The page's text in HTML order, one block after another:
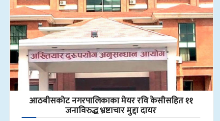
आठबीसकोट नगरपालिकाका मेयर रवि केसीसहित ११
जनाविरुद्ध भ्रष्टाचार मुद्दा दायर